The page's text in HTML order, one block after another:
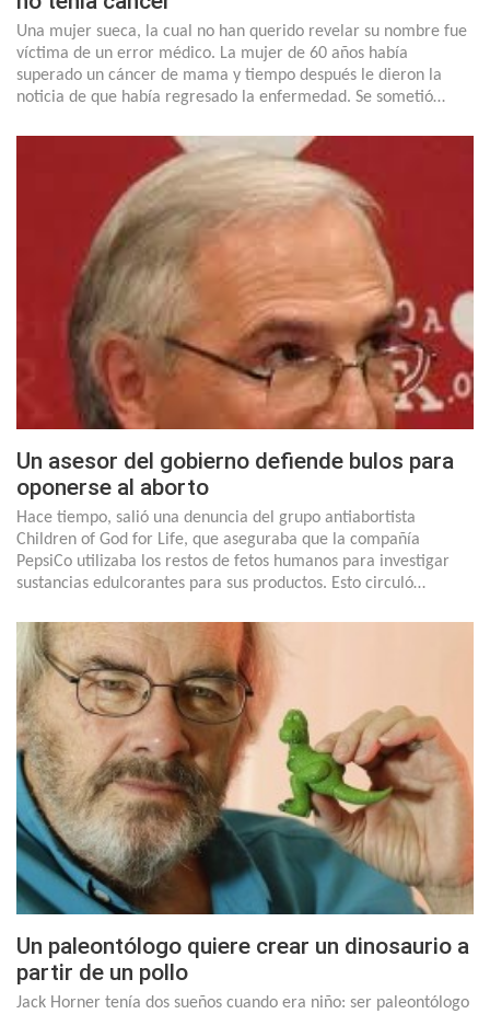
Una mujer sueca, la cual no han querido revelar su nombre fue
víctima de un error médico. La mujer de 60 años había
superado un cáncer de mama y tiempo después le dieron la
noticia de que había regresado la enfermedad. Se sometió…
Un asesor del gobierno defiende bulos para
oponerse al aborto
Hace tiempo, salió una denuncia del grupo antiabortista
Children of God for Life, que aseguraba que la compañía
PepsiCo utilizaba los restos de fetos humanos para investigar
sustancias edulcorantes para sus productos. Esto circuló…
Un paleontólogo quiere crear un dinosaurio a
partir de un pollo
Jack Horner tenía dos sueños cuando era niño: ser paleontólogo